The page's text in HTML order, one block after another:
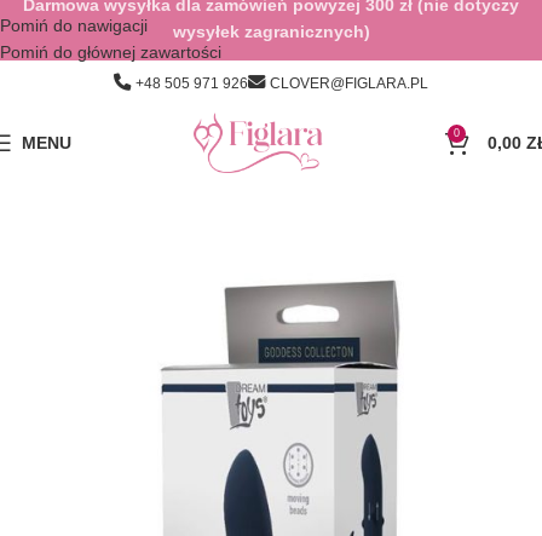
Pomiń do nawigacji
Pomiń do głównej zawartości
+48 505 971 926 CLOVER@FIGLARA.PL
MENU 0 0,00
Darmowa wysyłka dla zamówień powyżej 300 zł (nie dotyczy
wysyłek zagranicznych)